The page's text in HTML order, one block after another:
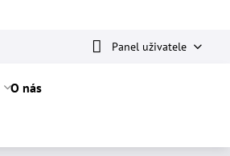
Panel uživatele
O nás